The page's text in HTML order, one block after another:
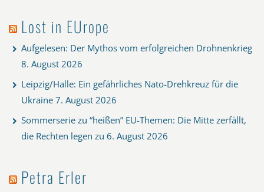
Lost in EUrope
Aufgelesen: Der Mythos vom erfolgreichen Drohnenkrieg
8. August 2026
Leipzig/Halle: Ein gefährliches Nato-Drehkreuz für die
Ukraine 7. August 2026
Sommerserie zu “heißen” EU-Themen: Die Mitte zerfällt,
die Rechten legen zu 6. August 2026
Petra Erler